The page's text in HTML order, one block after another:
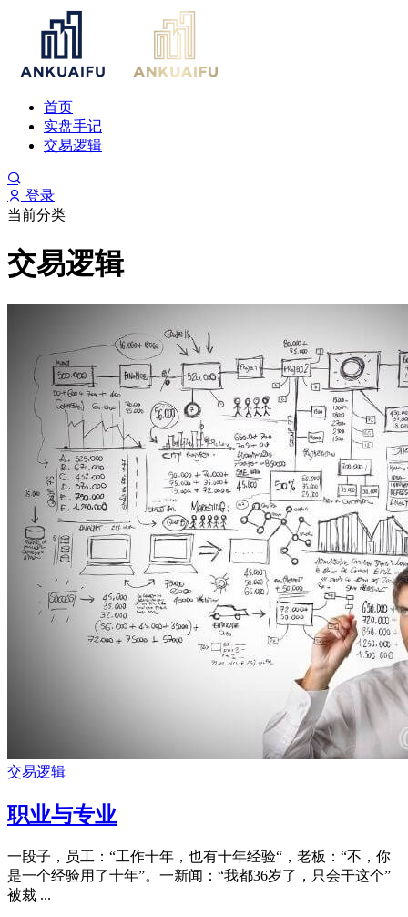
首页
实盘手记
交易逻辑
登录
当前分类
交易逻辑
交易逻辑
职业与专业
一段子，员工：“工作十年，也有十年经验“，老板：“不，你
是一个经验用了十年”。一新闻：“我都36岁了，只会干这个”
被裁 ...